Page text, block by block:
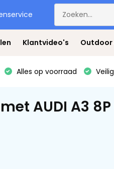
Klantvideo's Outdoor
Alles op voorraad
AUDI A3 8P